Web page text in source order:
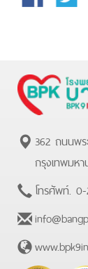
362 ถนนพ
กรุงเทพมห
โทรศัพท์. 0-